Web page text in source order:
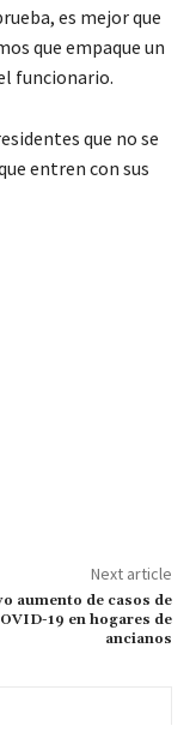
es mejor que
que empaque un
funcionario.
que no se
entren con sus
Next article
aumento de casos de
19 en hogares de
ancianos